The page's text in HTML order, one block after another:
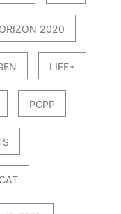
2020
LIFE+
PCPP